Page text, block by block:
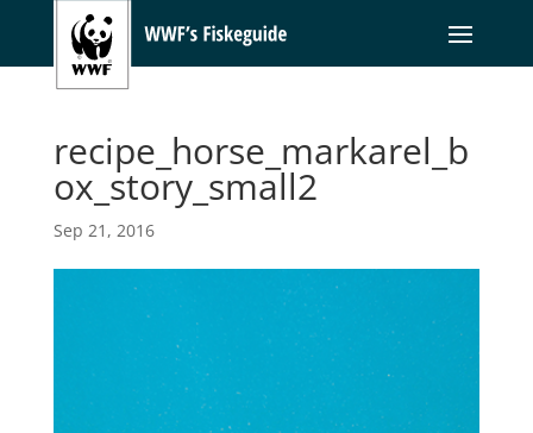
recipe_horse_markarel_b
ox_story_small2
Sep 21, 2016